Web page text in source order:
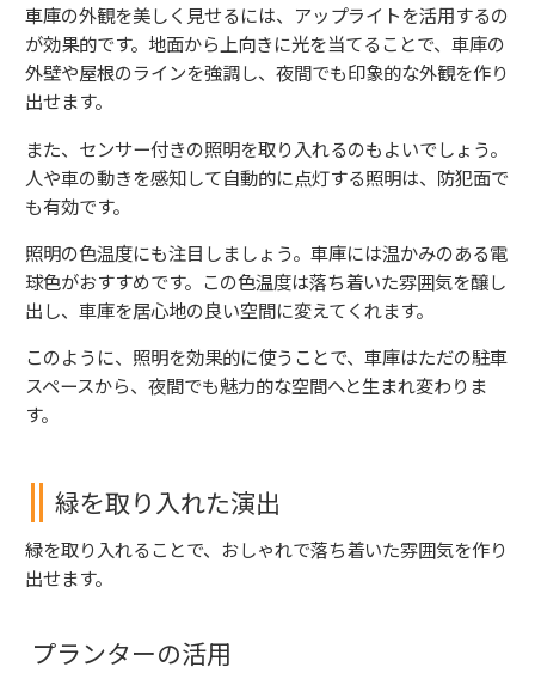
車庫の外観を美しく見せるには、アップライトを活用するの
が効果的です。地面から上向きに光を当てることで、車庫の
外壁や屋根のラインを強調し、夜間でも印象的な外観を作り
出せます。
また、センサー付きの照明を取り入れるのもよいでしょう。
人や車の動きを感知して自動的に点灯する照明は、防犯面で
も有効です。
照明の色温度にも注目しましょう。車庫には温かみのある電
球色がおすすめです。この色温度は落ち着いた雰囲気を醸し
出し、車庫を居心地の良い空間に変えてくれます。
このように、照明を効果的に使うことで、車庫はただの駐車
スペースから、夜間でも魅力的な空間へと生まれ変わりま
す。
緑を取り入れた演出
緑を取り入れることで、おしゃれで落ち着いた雰囲気を作り
出せます。
プランターの活用